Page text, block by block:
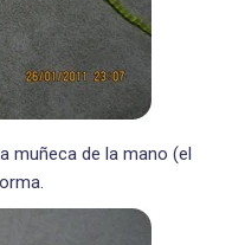
muñeca de la mano (el